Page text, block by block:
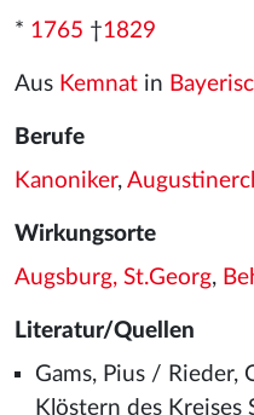
* 1765 †1829
Aus Kemnat in
Berufe
Kanoniker,
Wirkungsorte
Augsburg, St.Georg,
Literatur/Quellen
Gams, Pius / Rieder,
Klöstern des Kreises